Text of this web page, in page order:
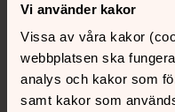
Vi använder kakor
Vissa av våra kakor
webbplatsen ska
analys och kakor som
samt kakor som
Kalender